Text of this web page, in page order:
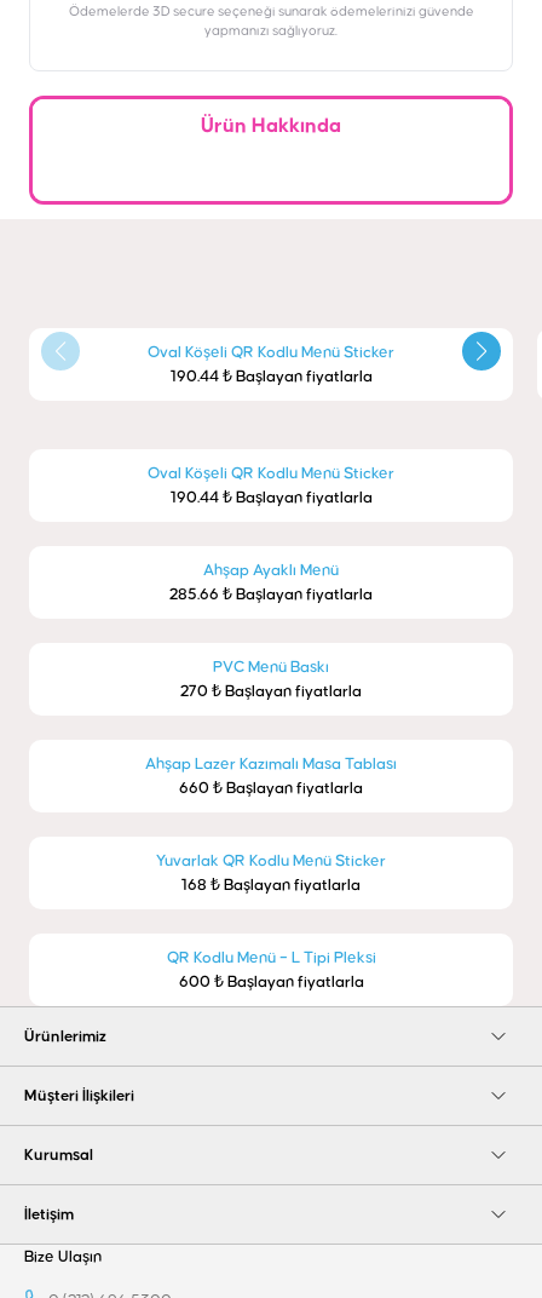
Ödemelerde 3D secure seçeneği sunarak ödemelerinizi güvende
yapmanızı sağlıyoruz.
Ürün Hakkında
Oval Köşeli QR Kodlu Menü Sticker
190.44 ₺ Başlayan fiyatlarla
Oval Köşeli QR Kodlu Menü Sticker
190.44 ₺ Başlayan fiyatlarla
Ahşap Ayaklı Menü
285.66 ₺ Başlayan fiyatlarla
PVC Menü Baskı
270 ₺ Başlayan fiyatlarla
Ahşap Lazer Kazımalı Masa Tablası
660 ₺ Başlayan fiyatlarla
Yuvarlak QR Kodlu Menü Sticker
168 ₺ Başlayan fiyatlarla
QR Kodlu Menü – L Tipi Pleksi
600 ₺ Başlayan fiyatlarla
Ürünlerimiz
Müşteri İlişkileri
Kurumsal
İletişim
Bize Ulaşın